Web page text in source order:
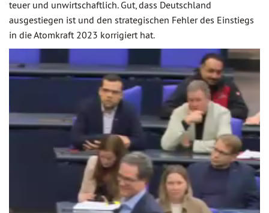
teuer und unwirtschaftlich. Gut, dass Deutschland
ausgestiegen ist und den strategischen Fehler des Einstiegs
in die Atomkraft 2023 korrigiert hat.